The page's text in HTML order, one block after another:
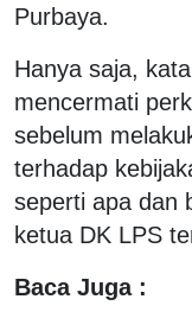
Purbaya.
Hanya saja,
mencermati
sebelum
terhadap
seperti apa dan
ketua DK LPS
Baca Juga :